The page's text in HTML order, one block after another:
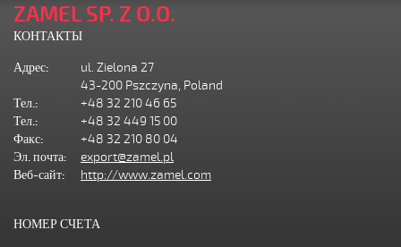
ZAMEL SP. Z O.O.
КОНТАКТЫ
Адрес:
ul. Zielona 27
43-200 Pszczyna, Poland
Тел.:
+48 32 210 46 65
Тел.:
+48 32 449 15 00
Факс:
+48 32 210 80 04
Эл. почта:
export@zamel.pl
Веб-сайт:
http://www.zamel.com
НОМЕР СЧЕТА